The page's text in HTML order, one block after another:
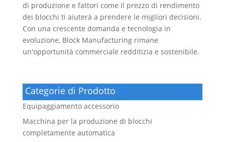
di produzione e fattori come il prezzo di rendimento
dei blocchi ti aiuterà a prendere le migliori decisioni.
Con una crescente domanda e tecnologia in
evoluzione, Block Manufacturing rimane
un'opportunità commerciale redditizia e sostenibile.
Categorie di Prodotto
Equipaggiamento accessorio
Macchina per la produzione di blocchi
completamente automatica